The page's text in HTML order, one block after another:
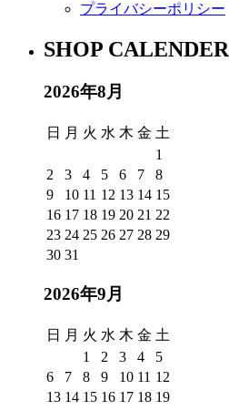
プライバシーポリシー
SHOP CALENDER
2026年8月
日 月 火 水 木 金 土
1
2
3 4 5 6 7
8
9
10 11 12 13 14 15
16 17 18 19 20 21 22
23 24 25 26 27 28 29
30 31
2026年9月
日 月 火 水 木 金 土
1
2 3 4
5
6
7 8 9 10 11 12
13 14 15 16 17 18 19